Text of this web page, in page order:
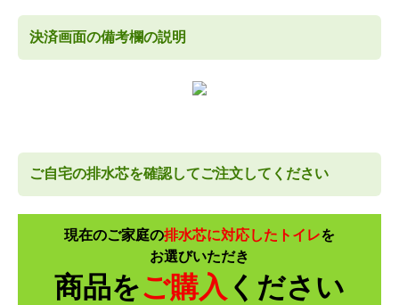
決済画面の備考欄の説明
ご自宅の排水芯を確認してご注文してください
現在のご家庭の排水芯に対応したトイレを
お選びいただき
商品をご購入 ください